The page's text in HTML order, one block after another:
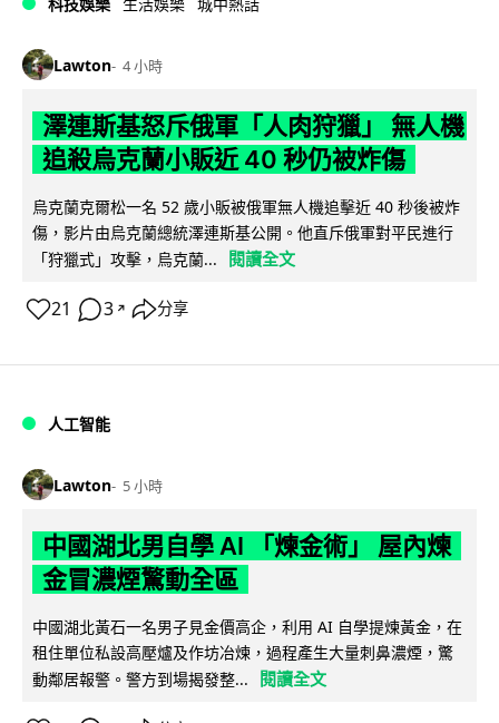
Lawton 4 小時
澤連斯基怒斥俄軍「人肉狩獵」 無人機
追殺烏克蘭小販近 40 秒仍被炸傷
烏克蘭克爾松一名 52 歲小販被俄軍無人機追擊近 40 秒後被炸
傷，影片由烏克蘭總統澤連斯基公開。他直斥俄軍對平民進行
「狩獵式」攻擊，烏克蘭...
閱讀全文
21 3 ↗ 分享
人工智能
Lawton 5 小時
中國湖北男自學 AI 「煉金術」 屋內煉
金冒濃煙驚動全區
中國湖北黃石一名男子見金價高企，利用 AI 自學提煉黃金，在
租住單位私設高壓爐及作坊冶煉，過程產生大量刺鼻濃煙，驚
動鄰居報警。警方到場揭發整...
閱讀全文